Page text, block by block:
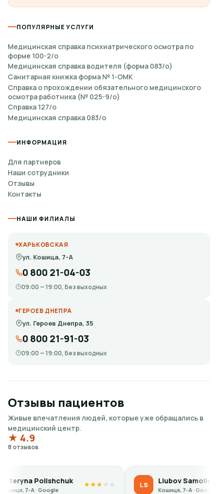
ПОПУЛЯРНЫЕ УСЛУГИ
Медицинская справка психиатрического осмотра по
форме 100-2/о
Медицинская справка водителя (форма 083/о)
Санитарная книжка форма № 1-ОМК
Справка о прохождении обязательного медицинского
осмотра работника (№ 025-9/о)
Справка 127/о
Медицинская справка 083/о
ИНФОРМАЦИЯ
Для партнеров
Наши сотрудники
Отзывы
Контакты
НАШИ ФИЛИАЛЫ
ХАРЬКОВСКАЯ
ул. Кошица, 7-А
0 800 21-04-03
09:00 — 19:00, Без выходных
ГЕРОЕВ ДНЕПРА
ул. Героев Днепра, 35
0 800 21-91-03
09:00 — 19:00, Без выходных
Отзывы пациентов
Живые впечатления людей, которые уже обращались в
медицинский центр.
★ 4.9
8 отзывов
LS Liubov Samoilenko
Кошиця, 7-А · Google
★★ RС Rjurik С
Кошиця, 7-А